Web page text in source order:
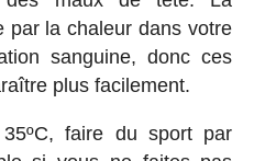
par la chaleur dans votre
sanguine, donc ces
plus facilement.
faire du sport par